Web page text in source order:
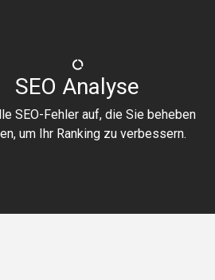
SEO Analyse
SEO-Fehler auf, die Sie beheben
um Ihr Ranking zu verbessern.